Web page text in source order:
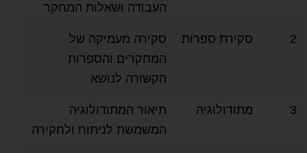
העבודה ושאלות המחקר
2 סקירת ספרות
סקירה מעמיקה של
המחקרים והספרות
הקשורה לנושא
3 מתודולוגיה
תיאור המתודולוגיה
המשמשת לניתוח ולחקירה